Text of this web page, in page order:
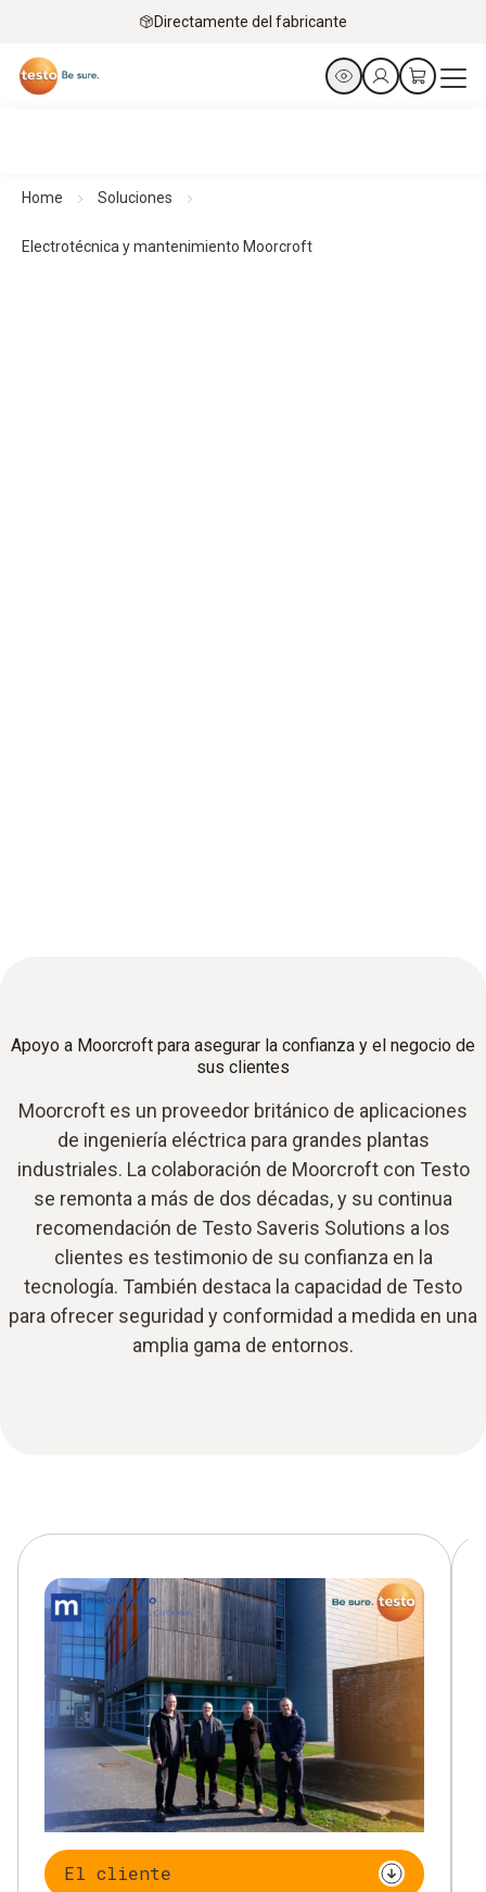
Directamente del fabricante
Home Soluciones
Electrotécnica y mantenimiento Moorcroft
Apoyo a Moorcroft para asegurar la confianza y el negocio de
sus clientes
Moorcroft es un proveedor británico de aplicaciones
de ingeniería eléctrica para grandes plantas
industriales. La colaboración de Moorcroft con Testo
se remonta a más de dos décadas, y su continua
recomendación de Testo Saveris Solutions a los
clientes es testimonio de su confianza en la
tecnología. También destaca la capacidad de Testo
para ofrecer seguridad y conformidad a medida en una
amplia gama de entornos.
El cliente